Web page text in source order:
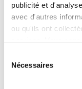
publicité et
avec d'autres
ou qu'ils ont
Nécessaires